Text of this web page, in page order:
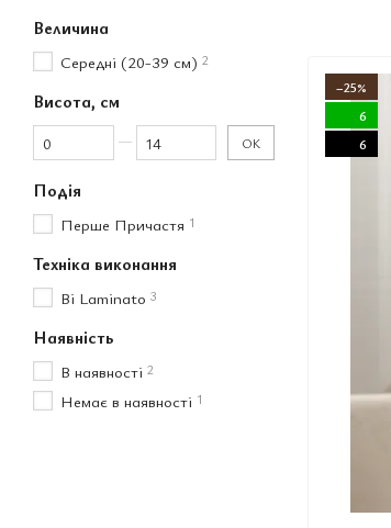
−25%
6
6
Величина
Середні (20-39 см) 2
Висота, см
Від Висота, см
До Висота, см ОК
Подія
Перше Причастя 1
Техніка виконання
Bi Laminato 3
Наявність
В наявності 2
Немає в наявності 1